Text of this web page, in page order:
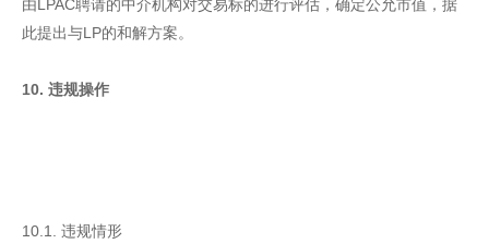
由LPAC聘请的中介机构对交易标的进行评估，确定公允市值，据
此提出与LP的和解方案。
10. 违规操作
10.1. 违规情形